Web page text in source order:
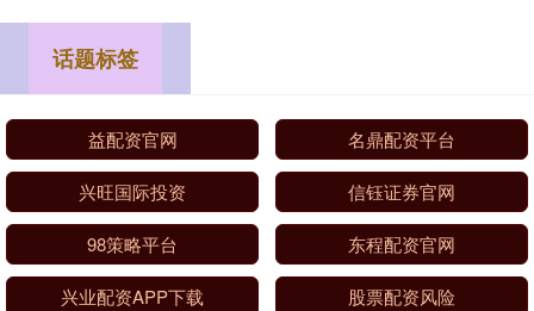
话题标签
益配资官网 名鼎配资平台
兴旺国际投资 信钰证券官网
98策略平台 东程配资官网
兴业配资APP下载 股票配资风险